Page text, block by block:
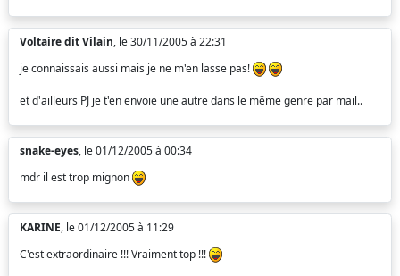
Voltaire dit Vilain, le 30/11/2005 à 22:31
je connaissais aussi mais je ne m'en lasse pas!
et d'ailleurs PJ je t'en envoie une autre dans le même genre par mail..
snake-eyes, le 01/12/2005 à 00:34
mdr il est trop mignon
KARINE, le 01/12/2005 à 11:29
C'est extraordinaire !!! Vraiment top !!!